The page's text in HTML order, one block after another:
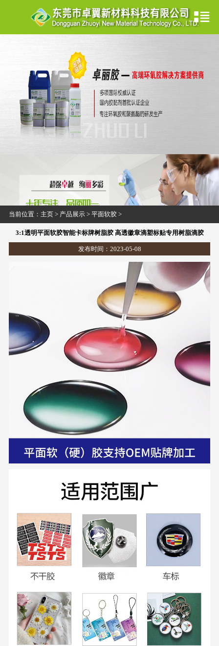
当前位置： 主页> 产品展示> 平面软胶>
3:1透明平面软胶智能卡标牌树脂胶 高透徽章滴塑标贴专用树脂滴胶
发布时间：2023-05-08